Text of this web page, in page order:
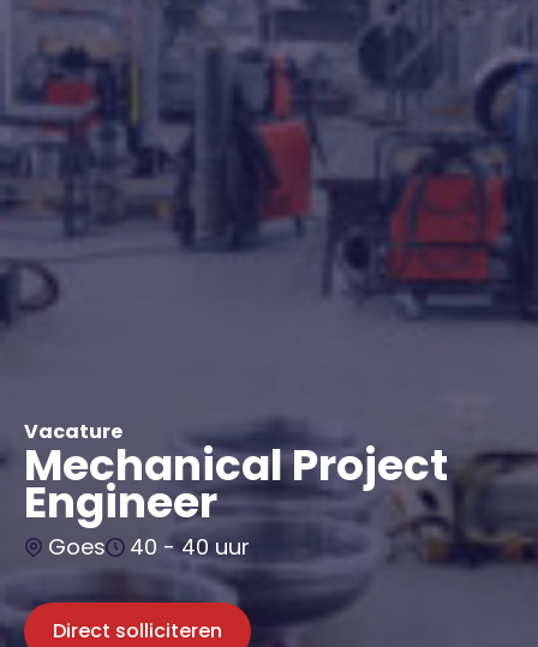
Vacature
Mechanical Project
Engineer
Goes 40 - 40 uur
Direct solliciteren